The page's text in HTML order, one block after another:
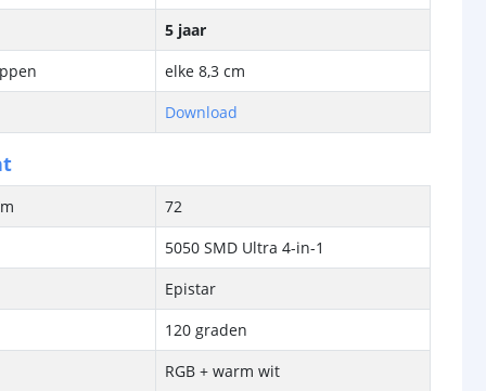
5 jaar
elke 8,3 cm
Download
72
5050 SMD Ultra 4-in-1
Epistar
120 graden
RGB + warm wit